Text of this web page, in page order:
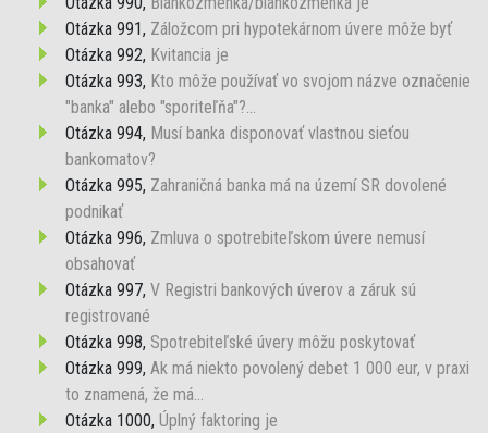
Otázka 991, Záložcom pri hypotekárnom úvere môže byť
Otázka 992, Kvitancia je
Otázka 993, Kto môže používať vo svojom názve označenie
"banka" alebo "sporiteľňa"?...
Otázka 994, Musí banka disponovať vlastnou sieťou
bankomatov?
Otázka 995, Zahraničná banka má na území SR dovolené
podnikať
Otázka 996, Zmluva o spotrebiteľskom úvere nemusí
obsahovať
Otázka 997, V Registri bankových úverov a záruk sú
registrované
Otázka 998, Spotrebiteľské úvery môžu poskytovať
Otázka 999, Ak má niekto povolený debet 1 000 eur, v praxi
to znamená, že má...
Otázka 1000, Úplný faktoring je